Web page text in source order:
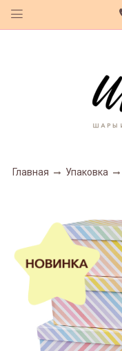
Главная Упаковка